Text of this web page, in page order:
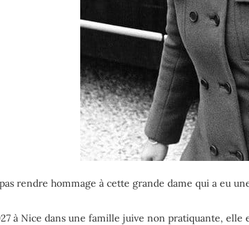
rendre hommage à cette grande dame qui a eu
à Nice dans une famille juive non pratiquante,